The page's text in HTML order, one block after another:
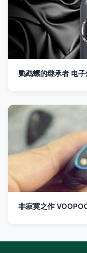
鹦鹉螺的继承者 电
非寂寞之作